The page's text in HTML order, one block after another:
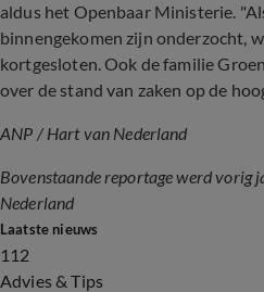
aldus het Openbaar Ministerie.
binnengekomen zijn onderzocht,
kortgesloten. Ook de familie
over de stand van zaken op de
ANP / Hart van Nederland
Bovenstaande reportage werd vorig
Nederland
Laatste nieuws
112
Advies & Tips